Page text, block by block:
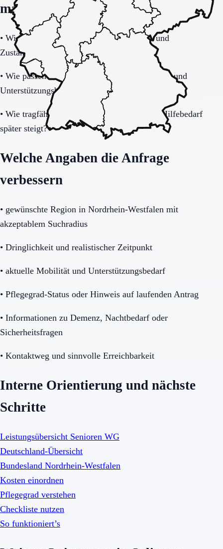
machen
• Wie verbindlich sind Betreuung, Präsenz und
Zuständigkeiten im Alltag geregelt?
• Wie passen Gemeinschaftsleben, Privatsphäre und
Unterstützungsbedarf zusammen?
• Wie tragfähig bleibt das Modell, wenn der Hilfebedarf
später steigt?
Welche Angaben die Anfrage
verbessern
• gewünschte Region in Nordrhein-Westfalen mit
akzeptablem Suchradius
• Dringlichkeit und realistischer Zeitpunkt
• aktuelle Mobilität und Unterstützungsbedarf
• Pflegegrad-Status oder Hinweis auf laufenden Antrag
• Informationen zu Demenz, Nachtbedarf oder
Sicherheitsfragen
• Kontaktweg und sinnvolle Erreichbarkeit
Interne Orientierung und nächste
Schritte
Leistungsübersicht Senioren WG
Deutschland-Übersicht
Bundesland Nordrhein-Westfalen
Kosten einordnen
Pflegegrad verstehen
Checkliste nutzen
So funktioniert’s